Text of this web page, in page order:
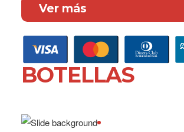
Ver más
BOTELLAS